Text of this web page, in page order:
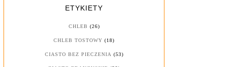
ETYKIETY
CHLEB (26)
CHLEB TOSTOWY (18)
CIASTO BEZ PIECZENIA (53)